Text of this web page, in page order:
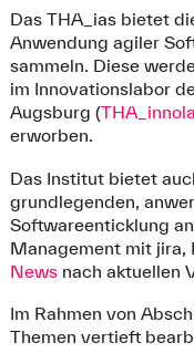
Das THA_ias bietet
Anwendung agiler
sammeln. Diese
im Innovationslabor
Augsburg (
erworben.
Das Institut bietet
grundlegenden,
Softwareenticklung
Management mit jira,
Newsnach aktuellen
Im Rahmen von
Themen vertieft